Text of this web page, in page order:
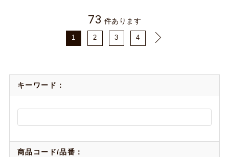
73 件あります
1 2 3 4
キーワード：
商品コード/品番：